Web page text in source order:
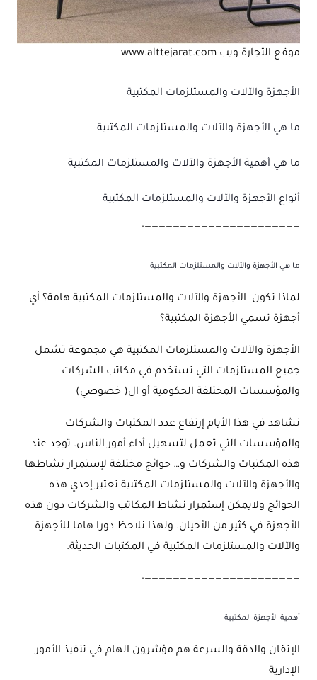
موقع التجارة ويب www.alttejarat.com
الأجهزة والآلات والمستلزمات المكتبية
ما هي الأجهزة والآلات والمستلزمات المكتبية
ما هي أهمية الأجهزة والآلات والمستلزمات المكتبية
أنواع الأجهزة والآلات والمستلزمات المكتبية
——————————————————————-
ما هي الأجهزة والآلات والمستلزمات المكتبية
لماذا تكون الأجهزة والآلات والمستلزمات المكتبية هامة؟ أي
أجهزة تسمي الأجهزة المكتبية؟
الأجهزة والآلات والمستلزمات المكتبية هي مجموعة تشمل
جميع المستلزمات التي تستخدم في مكاتب الشركات
والمؤسسات المختلفة الحكومية أو ال( خصوصي)
نشاهد في هذا الأيام إرتفاع عدد المكتبات والشركات
والمؤسسات التي تعمل لتسهيل أداء أمور الناس. توجد عند
هذه المكتبات والشركات و… حوائج مختلفة لإستمرار نشاطها
والأجهزة والآلات والمستلزمات المكتبية تعتبر إحدي هذه
الحوائج ولايمكن إستمرار نشاط المكاتب والشركات دون هذه
الأجهزة في كثير من الأحيان. ولهذا نلاحظ دورا هاما للأجهزة
والآلات والمستلزمات المكتبية في المكتبات الحديثة.
——————————————————————-
أهمية الأجهزة المكتبية
الإتقان والدقة والسرعة هم مؤشرون الهام في تنفيذ الأمور
الإدارية